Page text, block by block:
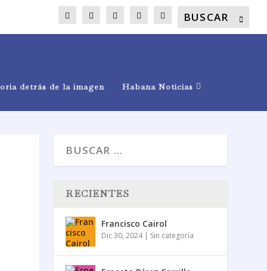
detrás de la imagen Habana Noticias
RECIENTES
Francisco Cairol
Dic 30, 2024| Sin categoría